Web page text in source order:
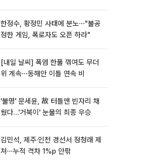
한정수, 황정민 사태에 분노⋯"불공
정한 게임, 폭로자도 오픈 하라"
[내일 날씨] 폭염 한풀 꺾여도 무더
위 계속⋯동해안 이틀 연속 비
'불명' 문세윤, 故 터틀맨 빈자리 채
웠다…'거북이' 눈물의 최종 우승
김민석, 제주·인천 경선서 정청래 제
쳐⋯누적 격차 1%p 안팎